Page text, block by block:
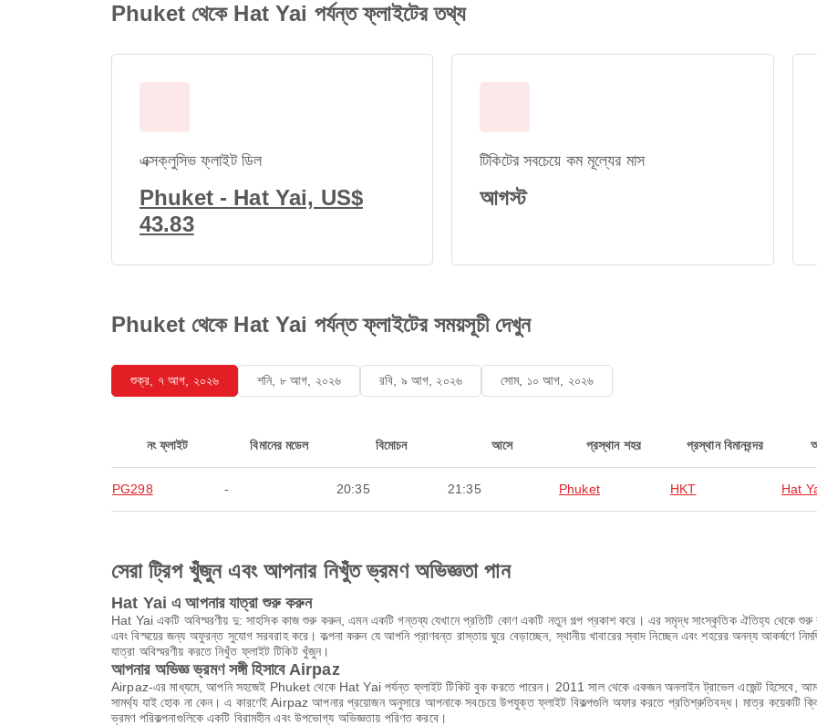
Phuket থেকে Hat Yai পর্যন্ত ফ্লাইটের তথ্য
এক্সক্লুসিভ ফ্লাইট ডিল
Phuket - Hat Yai, US$
43.83
টিকিটের সবচেয়ে কম মূল্যের মাস
আগস্ট
Phuket থেকে Hat Yai পর্যন্ত ফ্লাইটের সময়সূচী দেখুন
শুক্র, ৭ আগ, ২০২৬ শনি, ৮ আগ, ২০২৬ রবি, ৯ আগ, ২০২৬ সোম, ১০ আগ, ২০২৬
নং ফ্লাইট বিমানের মডেল বিমোচন আসে প্রস্থান শহর প্রস্থান বিমানবন্দর
PG298 - 20:35 21:35 Phuket HKT Hat
সেরা ট্রিপ খুঁজুন এবং আপনার নিখুঁত ভ্রমণ অভিজ্ঞতা পান
Hat Yai এ আপনার যাত্রা শুরু করুন
Hat Yai একটি অবিস্মরণীয় দু: সাহসিক কাজ শুরু করুন, এমন একটি গন্তব্য যেখানে প্রতিটি কোণ একটি নতুন গল্প প্রকাশ করে। এর সমৃদ্ধ সাংস্কৃতিক ঐতিহ্য থেকে
এবং বিস্ময়ের জন্য অফুরন্ত সুযোগ সরবরাহ করে। কল্পনা করুন যে আপনি প্রাণবন্ত রাস্তায় ঘুরে বেড়াচ্ছেন, স্থানীয় খাবারের স্বাদ নিচ্ছেন এবং শহরের অনন্য
যাত্রা অবিস্মরণীয় করতে নিখুঁত ফ্লাইট টিকিট খুঁজুন।
আপনার অভিজ্ঞ ভ্রমণ সঙ্গী হিসাবে Airpaz
Airpaz-এর মাধ্যমে, আপনি সহজেই Phuket থেকে Hat Yai পর্যন্ত ফ্লাইট টিকিট বুক করতে পারেন। 2011 সাল থেকে একজন অনলাইন ট্রাভেল এজেন্ট হিসেবে,
সামর্থ্য যাই হোক না কেন। এ কারণেই Airpaz আপনার প্রয়োজন অনুসারে আপনাকে সবচেয়ে উপযুক্ত ফ্লাইট বিকল্পগুলি অফার করতে প্রতিশ্রুতিবদ্ধ। মাত্র কয়েকটি
ভ্রমণ পরিকল্পনাগুলিকে একটি বিরামহীন এবং উপভোগ্য অভিজ্ঞতায় পরিণত করবে।